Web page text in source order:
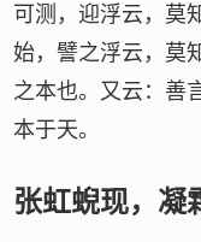
可测，迎浮云，莫
始，譬之浮云，莫
之本也。又云：善
本于天。
张虹蜺现，凝